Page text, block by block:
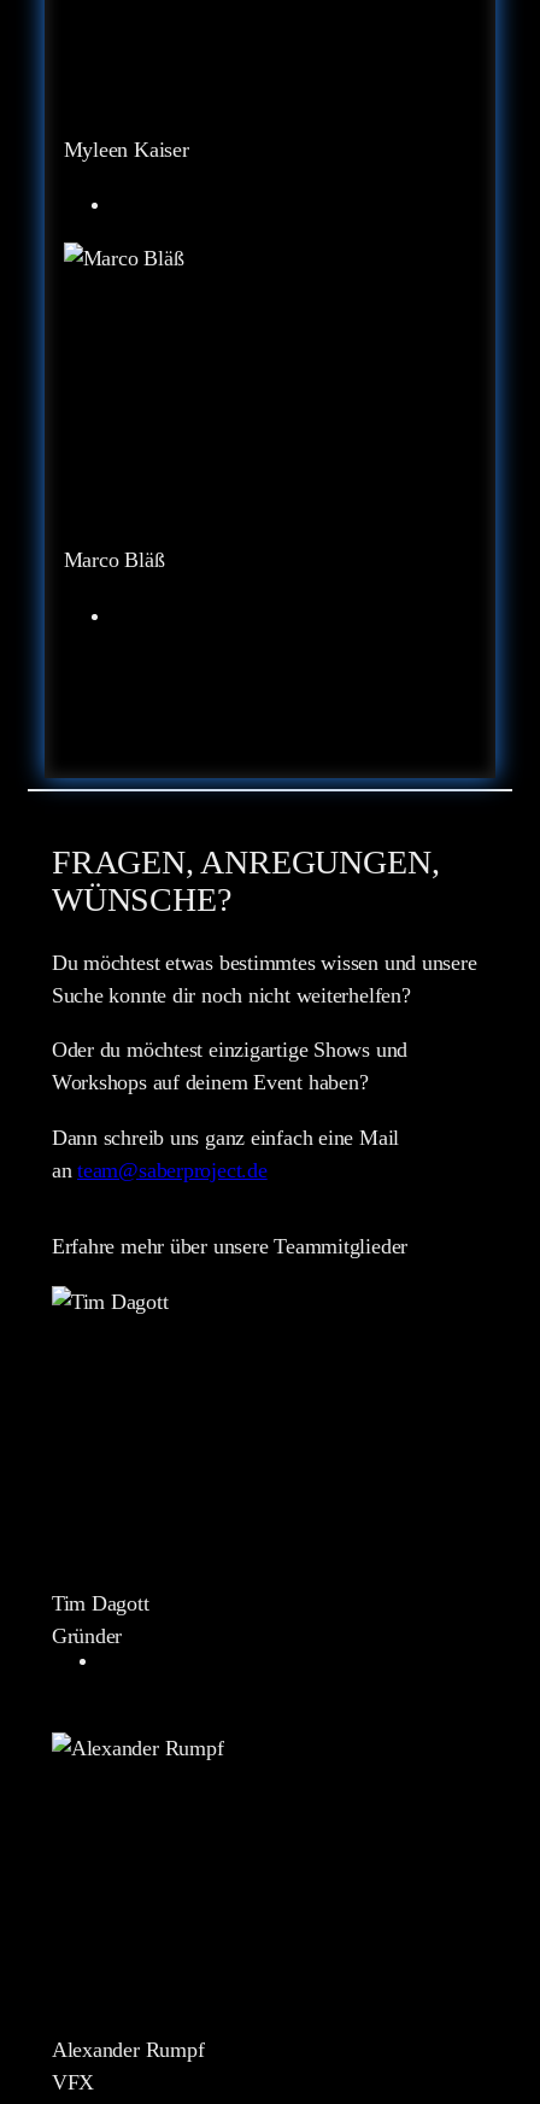
Myleen Kaiser
Marco Bläß
FRAGEN, ANREGUNGEN,
WÜNSCHE?
Du möchtest etwas bestimmtes wissen und unsere
Suche konnte dir noch nicht weiterhelfen?
Oder du möchtest einzigartige Shows und
Workshops auf deinem Event haben?
Dann schreib uns ganz einfach eine Mail
anteam@saberproject.de
Erfahre mehr über unsere Teammitglieder
Tim Dagott
Gründer
Alexander Rumpf
VFX